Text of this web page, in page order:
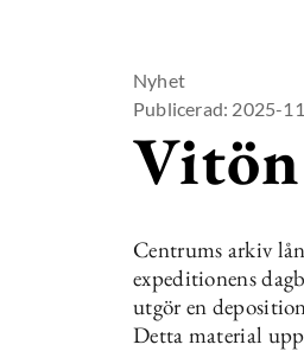
Nyhet
Publicerad: 2025-
Vitön
Centrums arkiv
expeditionens
utgör en
Detta material